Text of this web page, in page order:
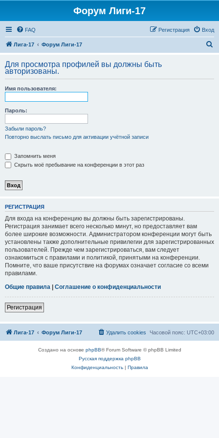
Форум Лиги-17
FAQ Вход
Регистрация
Лига-17 Форум Лиги-17
с
Для просмотра профилей вы должны быть
авторизованы.
Имя пользователя:
Пароль:
Забыли пароль?
Повторно выслать письмо для активации учётной записи
Запомнить меня
Скрыть моё пребывание на конференции в этот раз
РЕГИСТРАЦИЯ
Для входа на конференцию вы должны быть зарегистрированы.
Регистрация занимает всего несколько минут, но предоставляет вам
более широкие возможности. Администратором конференции могут быть
установлены также дополнительные привилегии для зарегистрированных
пользователей. Прежде чем зарегистрироваться, вам следует
ознакомиться с правилами и политикой, принятыми на конференции.
Помните, что ваше присутствие на форумах означает согласие со всеми
правилами.
Общие правила | Соглашение о конфиденциальности
Регистрация
Лига-17 Форум Лиги-17 Часовой пояс: UTC+03:00
Удалить cookies
Создано на основе phpBB® Forum Software © phpBB Limited
Русская поддержка phpBB
Конфиденциальность| Правила